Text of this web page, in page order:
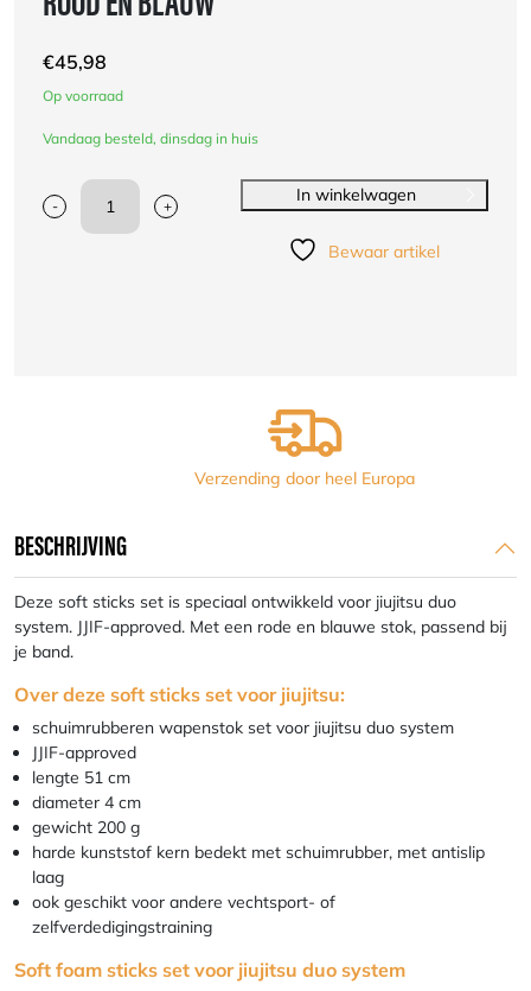
€45,98
Op voorraad
Vandaag besteld, dinsdag in huis
-
Soft
+
In winkelwagen
Bewaar artikel
Verzending door heel Europa
BESCHRIJVING
Deze soft sticks set is speciaal ontwikkeld voor jiujitsu duo
system. JJIF-approved. Met een rode en blauwe stok, passend bij
je band.
Over deze soft sticks set voor jiujitsu:
schuimrubberen wapenstok set voor jiujitsu duo system
JJIF-approved
lengte 51 cm
diameter 4 cm
gewicht 200 g
harde kunststof kern bedekt met schuimrubber, met antislip
laag
ook geschikt voor andere vechtsport- of
zelfverdedigingstraining
Soft foam sticks set voor jiujitsu duo system